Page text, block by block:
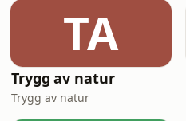
TA
Trygg av natur
Trygg av natur